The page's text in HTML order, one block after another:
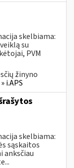
skelbiama:
su
PVM
žinyno
i.APS
skelbiama:
sąskaitos
anksčiau